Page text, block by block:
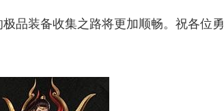
品装备收集之路将更加顺畅。祝各位勇